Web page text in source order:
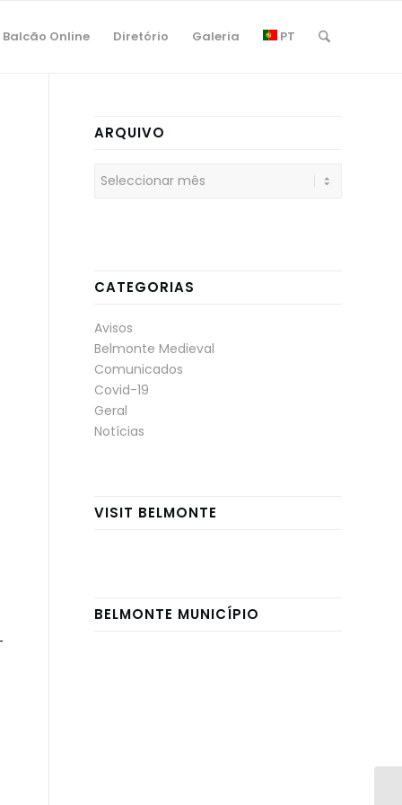
Balcão Online Diretório Galeria PT
ARQUIVO
CATEGORIAS
Avisos
Belmonte Medieval
Comunicados
Covid-19
Geral
Notícias
VISIT BELMONTE
BELMONTE MUNICÍPIO